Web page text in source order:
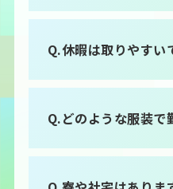
Q.休暇は取りやすい
Q.どのような服装で